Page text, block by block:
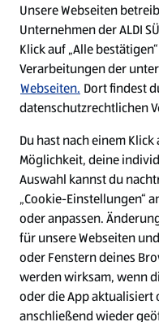
W
i
r
d
a
u
f
i
r
f
Cookie - Liste
Unsere Webseiten
Unternehmen der ALDI
Klick auf „Alle
Verarbeitungen der
Webseiten. Dort findest
datenschutzrechtlichen
Du hast nach einem
Möglichkeit, deine
Auswahl kannst du
„Cookie-Einstellungen“
oder anpassen.
für unsere Webseiten
oder Fenstern deines
werden wirksam, wenn
oder die App aktualisiert
anschließend wieder